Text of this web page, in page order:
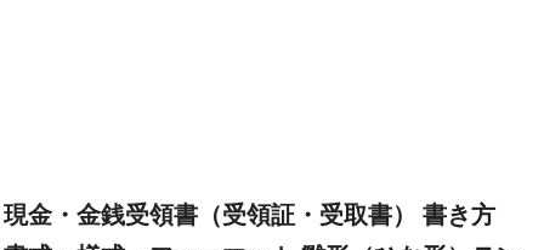
現金・金銭受領書（受領証・受取書） 書き方